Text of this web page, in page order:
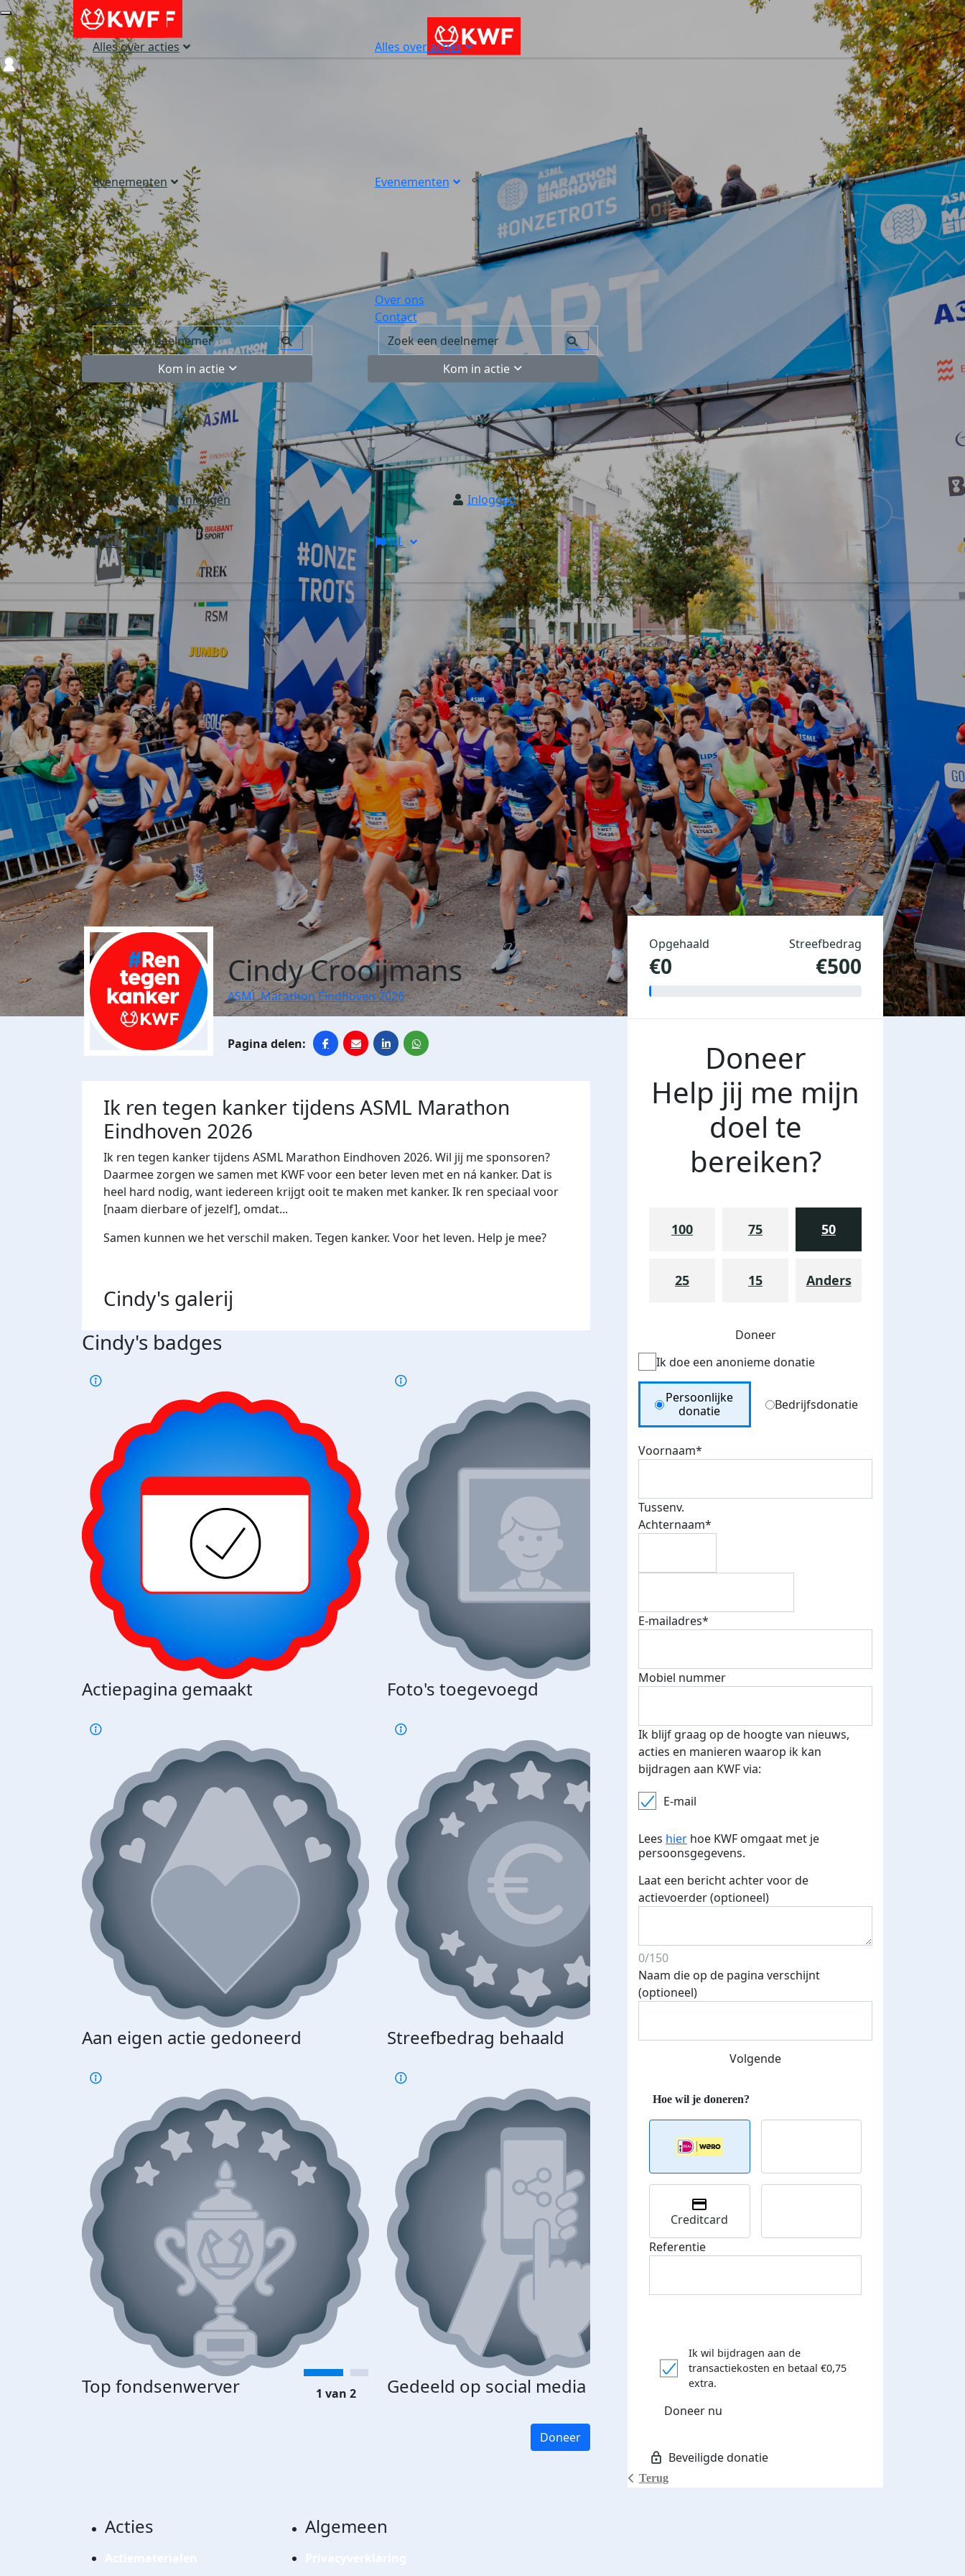
Alles over acties
Evenementen
Over ons
Contact
Kom in actie
Inloggen
NL
Alles over acties
Evenementen
Over ons
Contact
Kom in actie
Inloggen
NL
Login
Cindy Crooijmans
ASML Marathon Eindhoven 2026
Ik ren tegen kanker tijdens ASML Marathon
Eindhoven 2026
Ik ren tegen kanker tijdens ASML Marathon Eindhoven 2026. Wil jij me sponsoren?
Daarmee zorgen we samen met KWF voor een beter leven met en ná kanker. Dat is
heel hard nodig, want iedereen krijgt ooit te maken met kanker. Ik ren speciaal voor
[naam dierbare of jezelf], omdat...
Samen kunnen we het verschil maken. Tegen kanker. Voor het leven. Help je mee?
Cindy's galerij
Cindy's badges
Actiepagina gemaakt Foto's toegevoegd E-mails verstuurd
Aan eigen actie gedoneerd Streefbedrag behaald Streefbedrag verhoogd
Top fondsenwerver Gedeeld op social media Donateurs bedankt
Bij 500 euro aan donaties ontvang
je je speciale KWF t-shirt!
1 van 2
Doneer
Opgehaald
€0
Streefbedrag
€500
Doneer
Help jij me mijn
doel te
bereiken?
100 75 50
25 15 Anders
Doneer
Ik doe een anonieme donatie
Donation Type
Persoonlijke
donatie
Bedrijfsdonatie
Voornaam*
Tussenv.
Achternaam*
E-mailadres*
Mobiel nummer
Ik blijf graag op de hoogte van nieuws,
acties en manieren waarop ik kan
bijdragen aan KWF via:
E-mail
Lees hier hoe KWF omgaat met je
persoonsgegevens.
Laat een bericht achter voor de
actievoerder (optioneel)
0/150
Naam die op de pagina verschijnt
(optioneel)
Volgende
Terug
Creditcard
Referentie
Ik wil bijdragen aan de
transactiekosten en betaal €0,75
extra.
Doneer nu
Acties Algemeen